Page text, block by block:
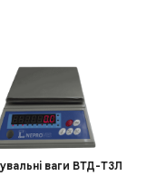
ваги ВТД-Т3Л